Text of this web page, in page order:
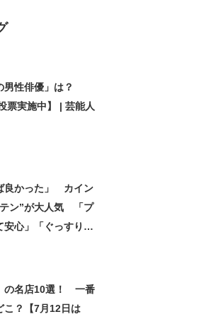
性俳優」は？
票実施中】 | 芸能人
良かった」 カイン
ン”が大人気 「プ
安心」「ぐっすり眠
の名店10選！ 一番
こ？【7月12日は